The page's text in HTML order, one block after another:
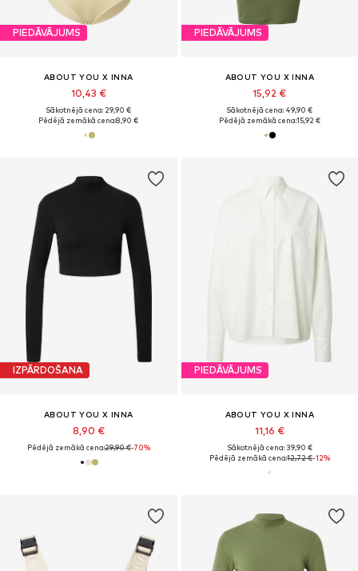
PIEDĀVĀJUMS
ABOUT YOU X INNA
10,43 €
Sākotnējā cena: 29,90 €
Pēdējā zemākā cena:8,90 €
PIEDĀVĀJUMS
ABOUT YOU X INNA
15,92 €
Sākotnējā cena: 49,90 €
Pēdējā zemākā cena:15,92 €
IZPĀRDOŠANA
ABOUT YOU X INNA
8,90 €
Pēdējā zemākā cena:29,90 €-70%
PIEDĀVĀJUMS
ABOUT YOU X INNA
11,16 €
Sākotnējā cena: 39,90 €
Pēdējā zemākā cena:12,72 €-12%